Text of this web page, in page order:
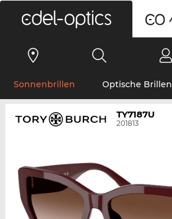
Sonnenbrillen Optische Brillen
TY7187U
201813